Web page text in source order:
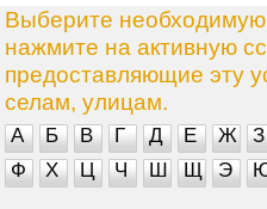
Выберите необходимую
нажмите на активную
предоставляющие эту
селам, улицам.
А Б В Г Д Е Ж
З
Ф
Х Ц Ч Ш Щ Э